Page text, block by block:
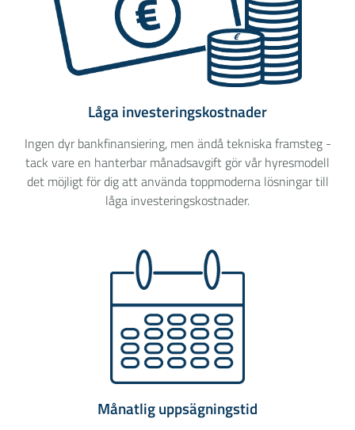
Låga investeringskostnader
Ingen dyr bankfinansiering, men ändå tekniska framsteg -
tack vare en hanterbar månadsavgift gör vår hyresmodell
det möjligt för dig att använda toppmoderna lösningar till
låga investeringskostnader.
Månatlig uppsägningstid